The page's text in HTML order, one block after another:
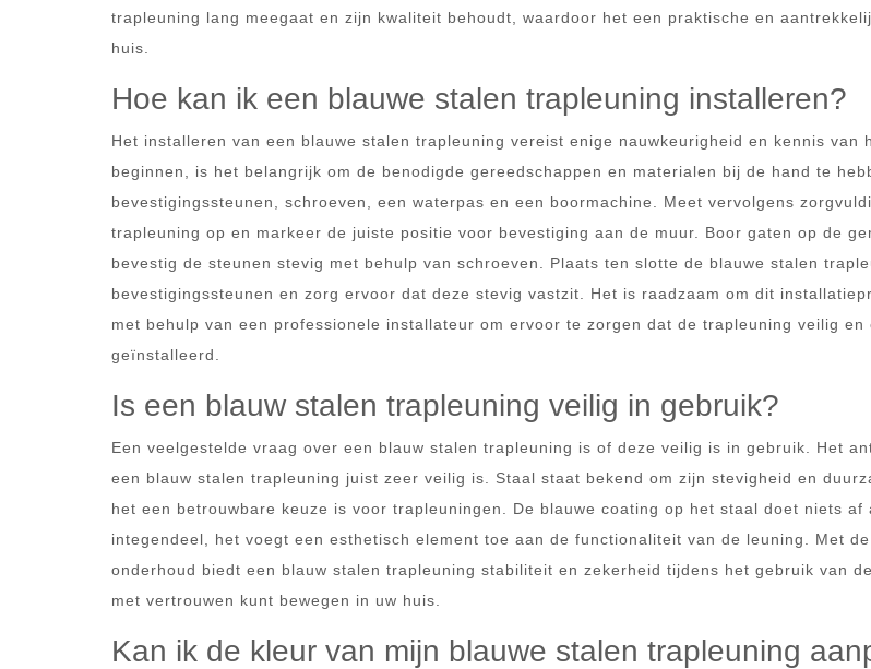
trapleuning lang meegaat en zijn kwaliteit behoudt, waardoor het een praktische en
huis.
Hoe kan ik een blauwe stalen trapleuning installeren?
Het installeren van een blauwe stalen trapleuning vereist enige nauwkeurigheid en kennis van
beginnen, is het belangrijk om de benodigde gereedschappen en materialen bij de hand te
bevestigingssteunen, schroeven, een waterpas en een boormachine. Meet vervolgens
trapleuning op en markeer de juiste positie voor bevestiging aan de muur. Boor gaten op de
bevestig de steunen stevig met behulp van schroeven. Plaats ten slotte de blauwe stalen
bevestigingssteunen en zorg ervoor dat deze stevig vastzit. Het is raadzaam om dit
met behulp van een professionele installateur om ervoor te zorgen dat de trapleuning veilig en
geïnstalleerd.
Is een blauw stalen trapleuning veilig in gebruik?
Een veelgestelde vraag over een blauw stalen trapleuning is of deze veilig is in gebruik. Het
een blauw stalen trapleuning juist zeer veilig is. Staal staat bekend om zijn stevigheid en
het een betrouwbare keuze is voor trapleuningen. De blauwe coating op het staal doet niets af
integendeel, het voegt een esthetisch element toe aan de functionaliteit van de leuning. Met
onderhoud biedt een blauw stalen trapleuning stabiliteit en zekerheid tijdens het gebruik van
met vertrouwen kunt bewegen in uw huis.
Kan ik de kleur van mijn blauwe stalen trapleuning